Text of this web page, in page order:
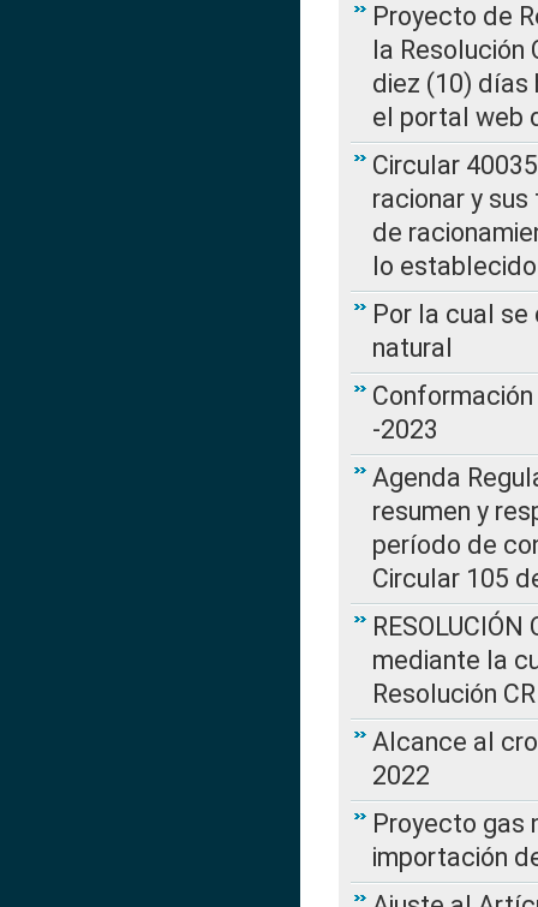
Proyecto de
la Resolución
diez (10) días
el portal web
Circular
racionar y
de
lo
Por la cual
natural
-2023
Agenda
resumen y
período de
Circular 105
mediante la
Resolución
Alcance al
2022
Proyecto gas
importación